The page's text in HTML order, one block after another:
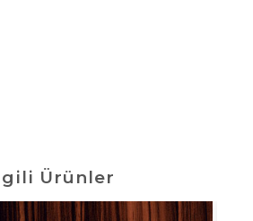
Ürünler